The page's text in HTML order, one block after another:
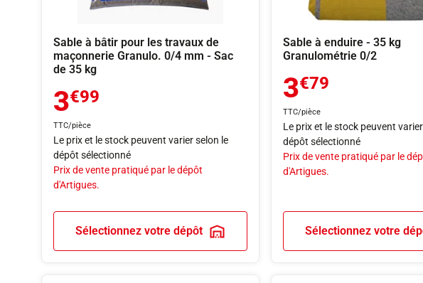
Sable à bâtir pour les travaux de
maçonnerie Granulo. 0/4 mm - Sac
de 35 kg
3€99
TTC/pièce
Le prix et le stock peuvent varier selon le
dépôt sélectionné
Prix de vente pratiqué par le dépôt
d'Artigues.
Sélectionnez votre dépôt
Sable à enduire - 35 kg
Granulométrie 0/2
3€79
TTC/pièce
Le prix et le stock peuvent
dépôt sélectionné
Prix de vente pratiqué par le
d'Artigues.
Sélectionnez votre